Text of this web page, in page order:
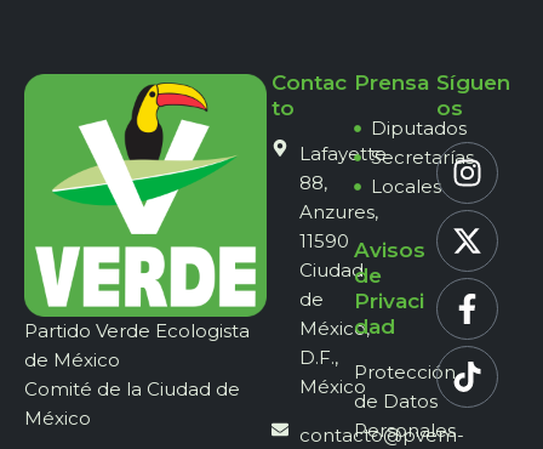
Partido Verde Ecologista
de México
Comité de la Ciudad de
México
Contac
to
Lafayette
88,
Anzures,
11590
Ciudad
de
México,
D.F.,
México
contacto@pvem-
Prensa
Diputados
Secretarías
Locales
Avisos
de
Privaci
dad
Protección
de Datos
Personales
Síguen
os